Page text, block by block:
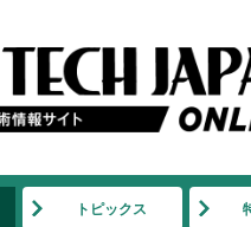
トピックス